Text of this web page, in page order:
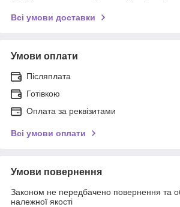
Всі умови доставки
Умови оплати
Післяплата
Готівкою
Оплата за реквізитами
Всі умови оплати
Умови повернення
Законом не передбачено повернення та
належної якості